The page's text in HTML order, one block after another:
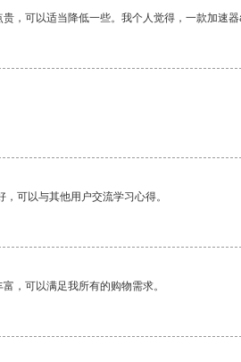
，可以适当降低一些。我个人觉得，一款加速
可以与其他用户交流学习心得。
，可以满足我所有的购物需求。